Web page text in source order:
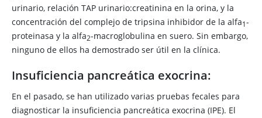
urinario, relación TAP urinario:creatinina en la orina, y la
concentración del complejo de tripsina inhibidor de la alfa1-
proteinasa y la alfa2-macroglobulina en suero. Sin embargo,
ninguno de ellos ha demostrado ser útil en la clínica.
Insuficiencia pancreática exocrina:
En el pasado, se han utilizado varias pruebas fecales para
diagnosticar la insuficiencia pancreática exocrina (IPE). El